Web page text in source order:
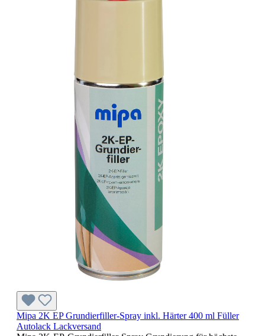
Mipa 2K EP Grundierfiller-Spray inkl. Härter 400 ml Füller
Autolack Lackversand